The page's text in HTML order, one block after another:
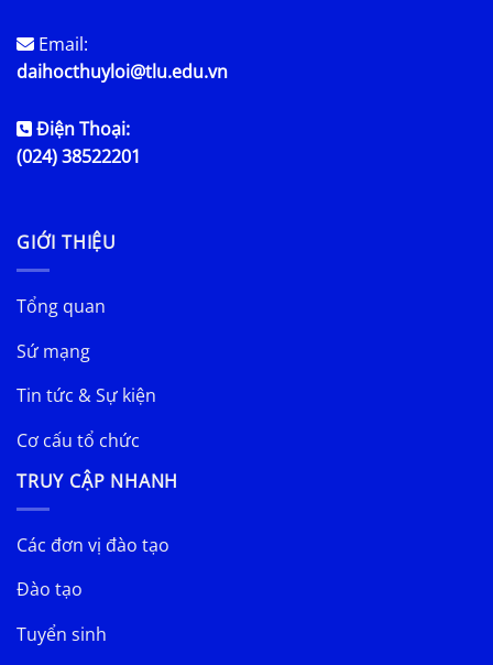
Email:
daihocthuyloi@tlu.edu.vn
Điện Thoại:
(024) 38522201
GIỚI THIỆU
Tổng quan
Sứ mạng
Tin tức & Sự kiện
Cơ cấu tổ chức
TRUY CẬP NHANH
Các đơn vị đào tạo
Đào tạo
Tuyển sinh